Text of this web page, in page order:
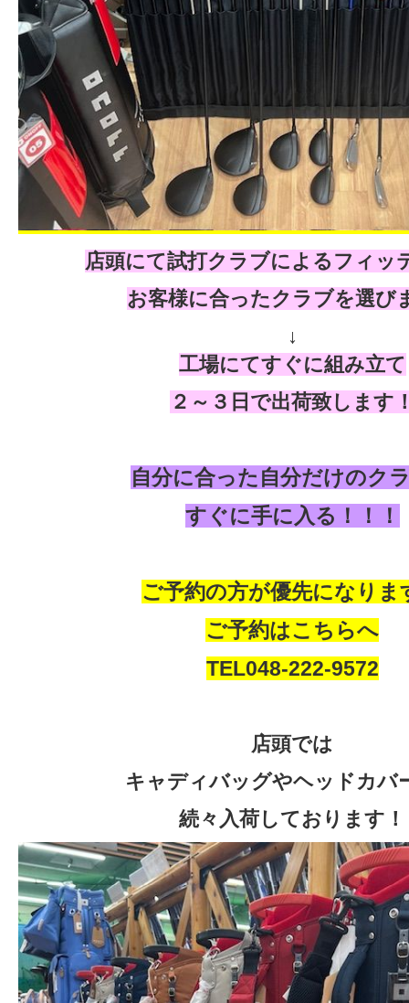
店頭にて試打クラブによるフィッ
お客様に合ったクラブを選び
↓
工場にてすぐに組み立て
２～３日で出荷致します
自分に合った自分だけのク
すぐに手に入る！！！
ご予約の方が優先になりま
ご予約はこちらへ
TEL048-222-9572
店頭では
キャディバッグやヘッドカバ
続々入荷しております！